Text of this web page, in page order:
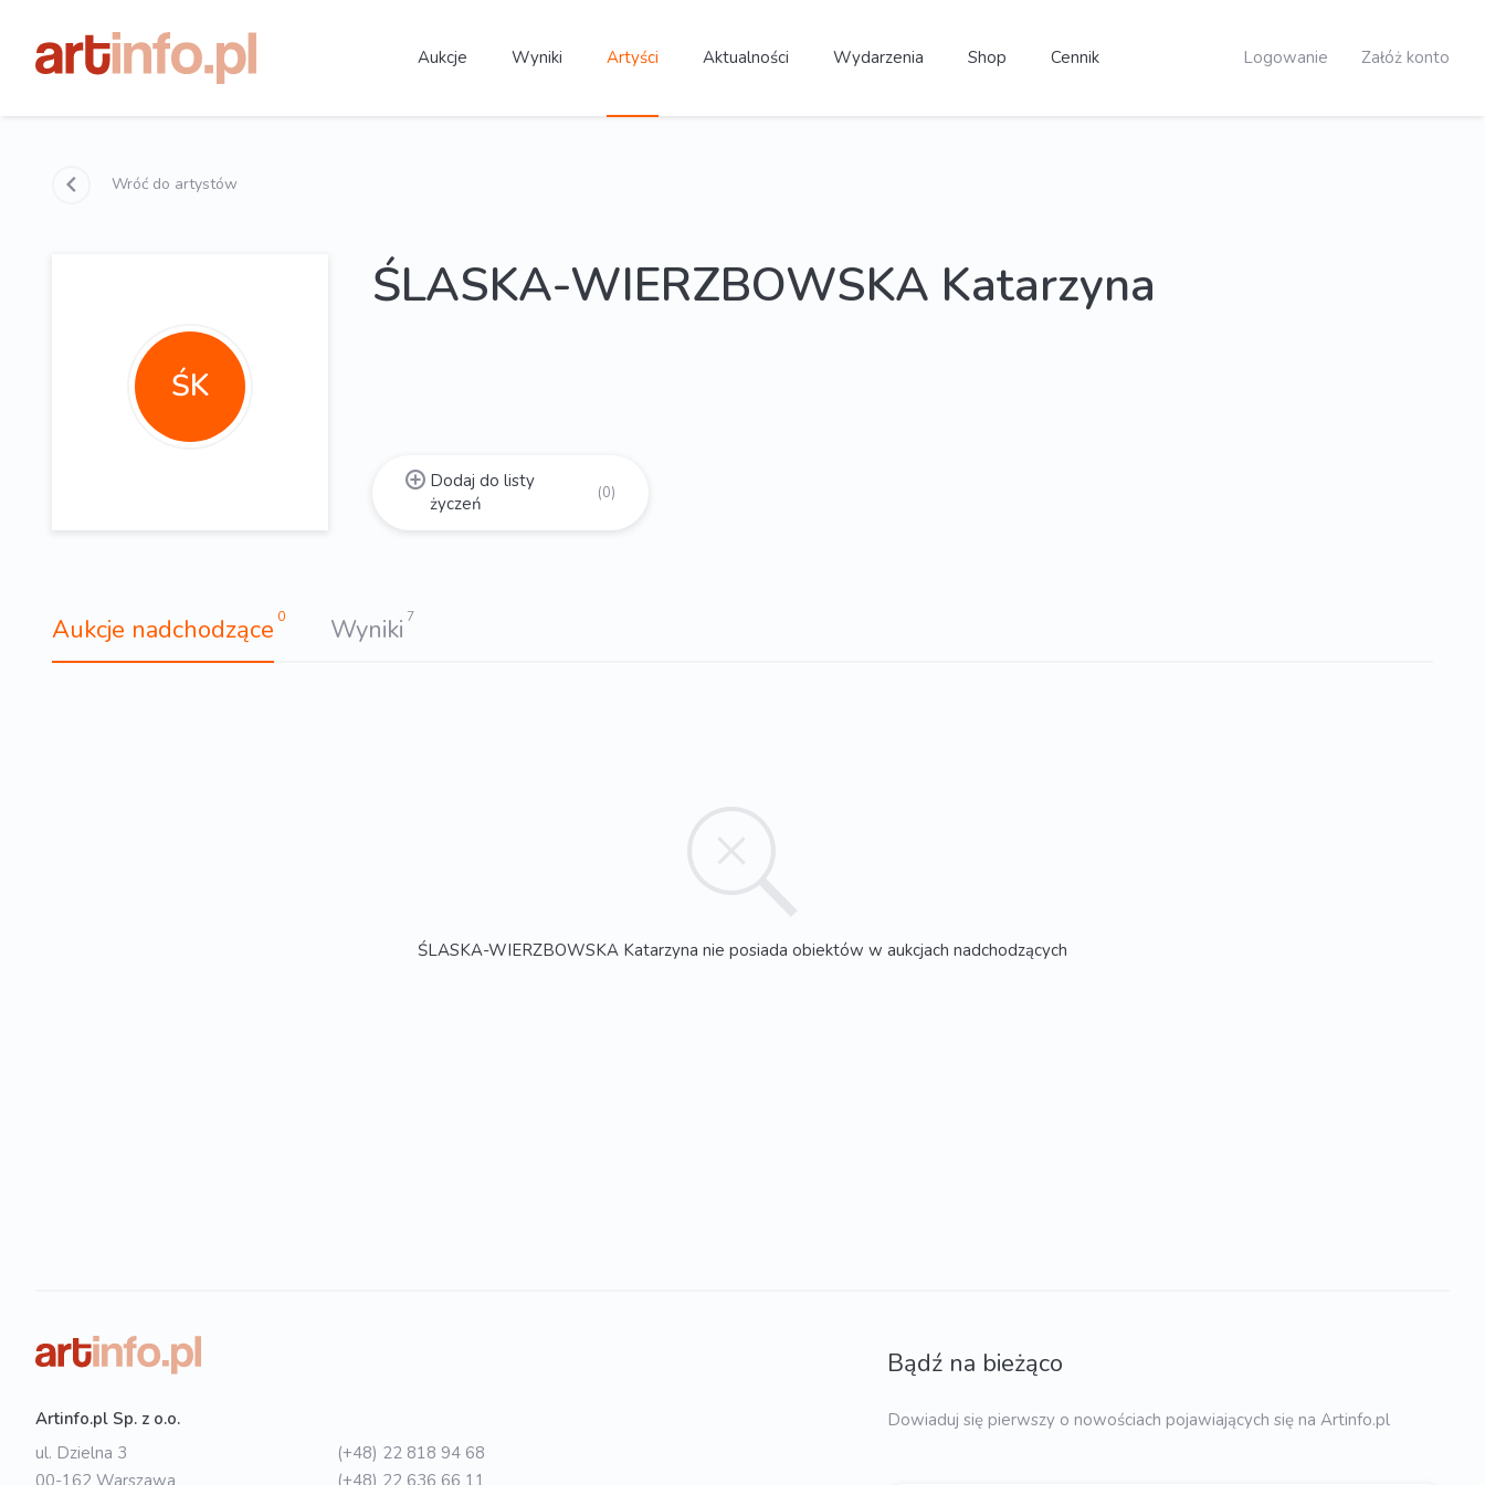
Aukcje Wyniki Artyści Aktualności Wydarzenia Shop Cennik Logowanie Załóż konto
Wróć do artystów
ŚK
ŚLASKA-WIERZBOWSKA Katarzyna
Dodaj do listy
życzeń
(0)
Aukcje nadchodzące 0 Wyniki 7
ŚLASKA-WIERZBOWSKA Katarzyna nie posiada obiektów w aukcjach nadchodzących
Artinfo.pl Sp. z o.o.
ul. Dzielna 3
00-162 Warszawa
(+48) 22 818 94 68
(+48) 22 636 66 11
Bądź na bieżąco
Dowiaduj się pierwszy o nowościach pojawiających się na Artinfo.pl